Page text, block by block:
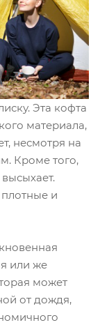
Эта кофта
материала,
несмотря на
Кроме того,
и
или же
может
от дождя,